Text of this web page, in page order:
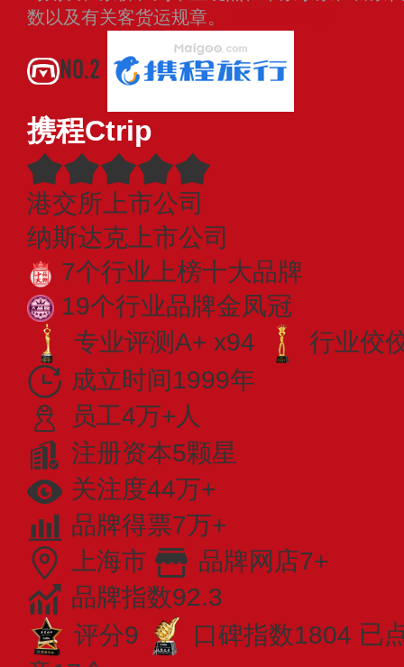
数以及有关客货运规章。
NO.2
携程Ctrip
港交所上市公司
纳斯达克上市公司
7个行业上榜十大品牌
19个行业品牌金凤冠
专业评测A+ x94
行业佼
成立时间1999年
员工4万+人
注册资本5颗星
关注度44万+
品牌得票7万+
上海市
品牌网店7+
品牌指数92.3
评分9
口碑指数1804 已